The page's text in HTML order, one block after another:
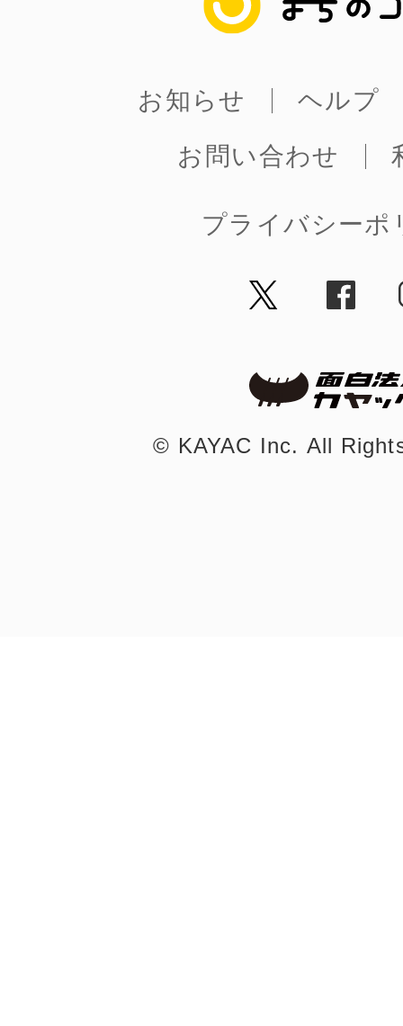
お知らせ
ヘルプ
お問い合わせ
プライバシーポ
©︎ KAYAC Inc. All